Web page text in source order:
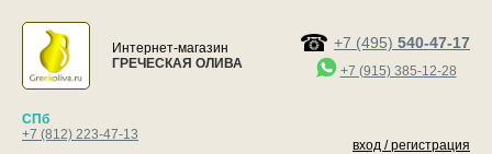
Интернет-магазин
ГРЕЧЕСКАЯ ОЛИВА
+7 (495) 540-47-17
+7 (915) 385-12-28
СПб
+7 (812) 223-47-13
вход / регистрация